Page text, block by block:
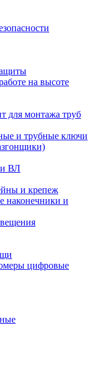
на высоте
для монтажа труб
и трубные ключи
и ВЛ
и крепеж
наконечники и
цифровые